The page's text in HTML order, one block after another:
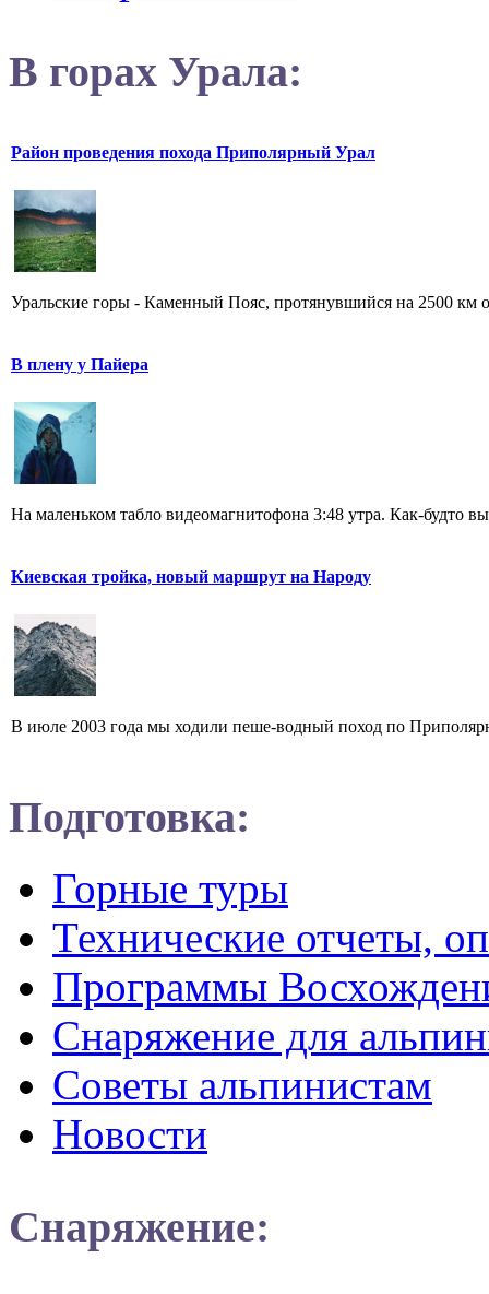
В горах Урала:
Район проведения похода Приполярный Урал
Уральские горы - Каменный Пояс, протянувшийся на 2500 км
В плену у Пайера
На маленьком табло видеомагнитофона 3:48 утра. Как-будто
Киевская тройка, новый маршрут на Народу
В июле 2003 года мы ходили пеше-водный поход по
Подготовка:
Горные туры
Технические отчеты,
Программы
Снаряжение для
Советы альпинистам
Новости
Снаряжение: